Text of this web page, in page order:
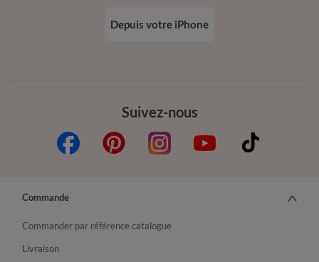
Suivez-nous
Depuis votre iPhone
Commande
Commander par référence catalogue
Livraison